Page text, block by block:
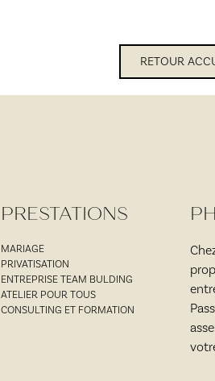
RETOUR
PRESTATIONS
MARIAGE
PRIVATISATION
ENTREPRISE TEAM BULDING
ATELIER POUR TOUS
CONSULTING ET FORMATION